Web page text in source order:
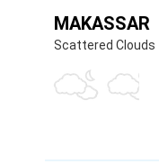
MAKASSAR
Scattered Clouds